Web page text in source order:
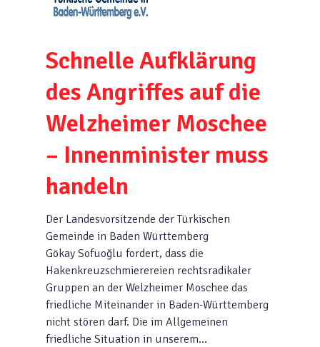
Schnelle Aufklärung
des Angriffes auf die
Welzheimer Moschee
– Innenminister muss
handeln
Der Landesvorsitzende der Türkischen
Gemeinde in Baden Württemberg
Gökay Sofuoğlu fordert, dass die
Hakenkreuzschmierereien rechtsradikaler
Gruppen an der Welzheimer Moschee das
friedliche Miteinander in Baden-Württemberg
nicht stören darf. Die im Allgemeinen
friedliche Situation in unserem…